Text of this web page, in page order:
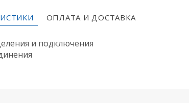
ОПЛАТА И ДОСТАВКА
и подключения